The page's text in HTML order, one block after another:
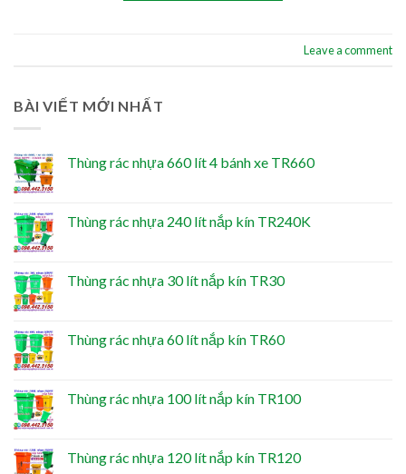
Leave a comment
BÀI VIẾT MỚI NHẤT
Thùng rác nhựa 660 lít 4 bánh xe TR660
Thùng rác nhựa 240 lít nắp kín TR240K
Thùng rác nhựa 30 lít nắp kín TR30
Thùng rác nhựa 60 lít nắp kín TR60
Thùng rác nhựa 100 lít nắp kín TR100
Thùng rác nhựa 120 lít nắp kín TR120